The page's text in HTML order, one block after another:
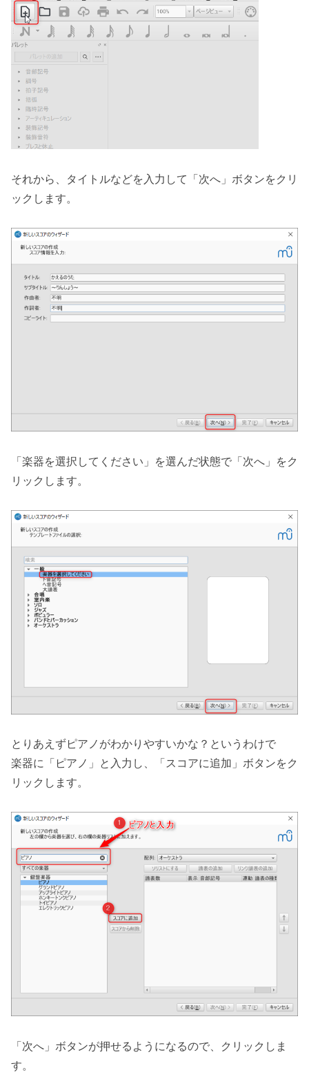
それから、タイトルなどを入力して「次へ」ボタンをクリ
ックします。
「楽器を選択してください」を選んだ状態で「次へ」をク
リックします。
とりあえずピアノがわかりやすいかな？というわけで
楽器に「ピアノ」と入力し、「スコアに追加」ボタンをク
リックします。
「次へ」ボタンが押せるようになるので、クリックしま
す。